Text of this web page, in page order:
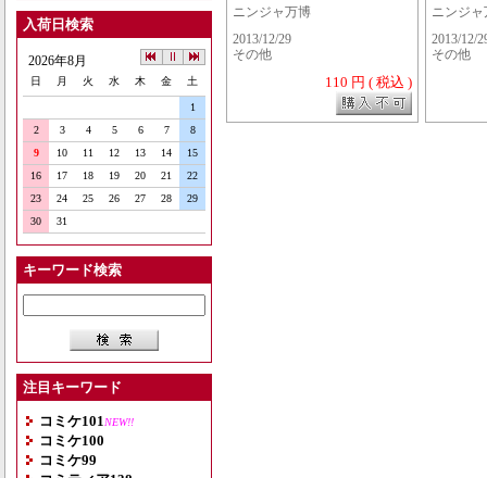
入荷日検索
2026年8月
日 月 火 水 木 金 土
1
2
3 4 5 6 7
8
9
10 11 12 13 14
15
16
17 18 19 20 21
22
23
24 25 26 27 28
29
30
31
キーワード検索
注目キーワード
コミケ101 NEW!!
コミケ100
コミケ99
ニンジャ万博
2013/12/29
その他
110 円 ( 税込 )
ニンジャ
2013/12/
その他